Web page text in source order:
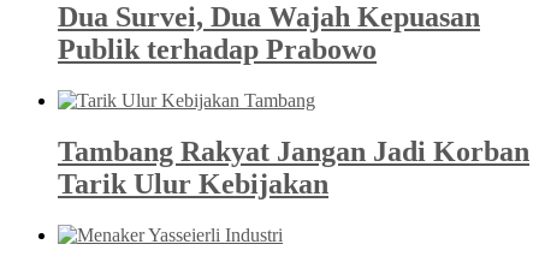
Dua Survei, Dua Wajah Kepuasan
Publik terhadap Prabowo
Tambang Rakyat Jangan Jadi Korban
Tarik Ulur Kebijakan